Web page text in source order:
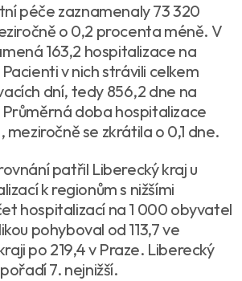
péče zaznamenaly 73 320
o 0,2 procenta méně. V
163,2 hospitalizace na
v nich strávili celkem
dní, tedy 856,2 dne na
doba hospitalizace
meziročně se zkrátila o 0,1 dne.
patřil Liberecký kraj u
k regionům s nižšími
hospitalizací na 1 000 obyvatel
pohyboval od 113,7 ve
po 219,4 v Praze. Liberecký
7. nejnižší.